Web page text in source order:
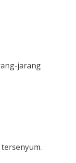
jarang